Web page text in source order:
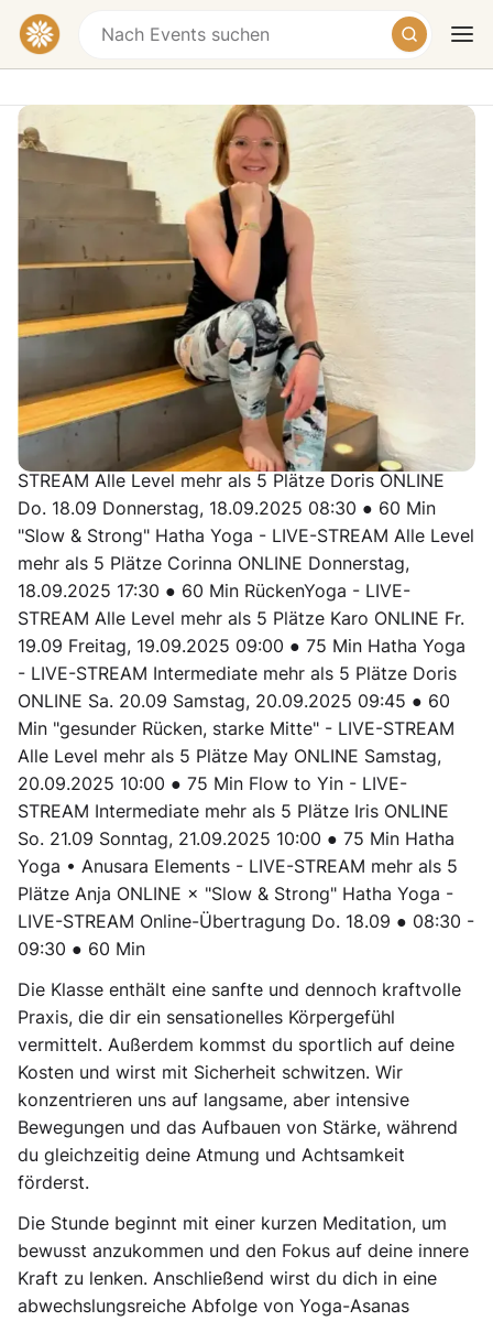
Morgen Wochenende
"Slow & Strong" Hatha Yoga - LIVE-
STREAM
Online-Veranstaltung
ONLINE Dienstag, 16.09.2025 17:40 ● 75 Min
Breathwork & Asanas • LIVE-STREAM Abgesagt
Dienstag, 16.09.2025 18:50 ● 75 Min Vinyasa Flow -
Alignment • LIVE-STREAM Intermediate mehr als 5
Plätze Marianna ONLINE Mi. 17.09 Mittwoch,
17.09.2025 16:15 ● 60 Min RückenYoga - LIVE-
STREAM Alle Level mehr als 5 Plätze Doris ONLINE
Do. 18.09 Donnerstag, 18.09.2025 08:30 ● 60 Min
"Slow & Strong" Hatha Yoga - LIVE-STREAM Alle Level
mehr als 5 Plätze Corinna ONLINE Donnerstag,
18.09.2025 17:30 ● 60 Min RückenYoga - LIVE-
STREAM Alle Level mehr als 5 Plätze Karo ONLINE Fr.
19.09 Freitag, 19.09.2025 09:00 ● 75 Min Hatha Yoga
- LIVE-STREAM Intermediate mehr als 5 Plätze Doris
ONLINE Sa. 20.09 Samstag, 20.09.2025 09:45 ● 60
Min "gesunder Rücken, starke Mitte" - LIVE-STREAM
Alle Level mehr als 5 Plätze May ONLINE Samstag,
20.09.2025 10:00 ● 75 Min Flow to Yin - LIVE-
STREAM Intermediate mehr als 5 Plätze Iris ONLINE
So. 21.09 Sonntag, 21.09.2025 10:00 ● 75 Min Hatha
Yoga • Anusara Elements - LIVE-STREAM mehr als 5
Plätze Anja ONLINE × "Slow & Strong" Hatha Yoga -
LIVE-STREAM Online-Übertragung Do. 18.09 ● 08:30 -
09:30 ● 60 Min
Die Klasse enthält eine sanfte und dennoch kraftvolle
Praxis, die dir ein sensationelles Körpergefühl
vermittelt. Außerdem kommst du sportlich auf deine
Kosten und wirst mit Sicherheit schwitzen. Wir
konzentrieren uns auf langsame, aber intensive
Bewegungen und das Aufbauen von Stärke, während
du gleichzeitig deine Atmung und Achtsamkeit
förderst.
Die Stunde beginnt mit einer kurzen Meditation, um
bewusst anzukommen und den Fokus auf deine innere
Kraft zu lenken. Anschließend wirst du dich in eine
abwechslungsreiche Abfolge von Yoga-Asanas